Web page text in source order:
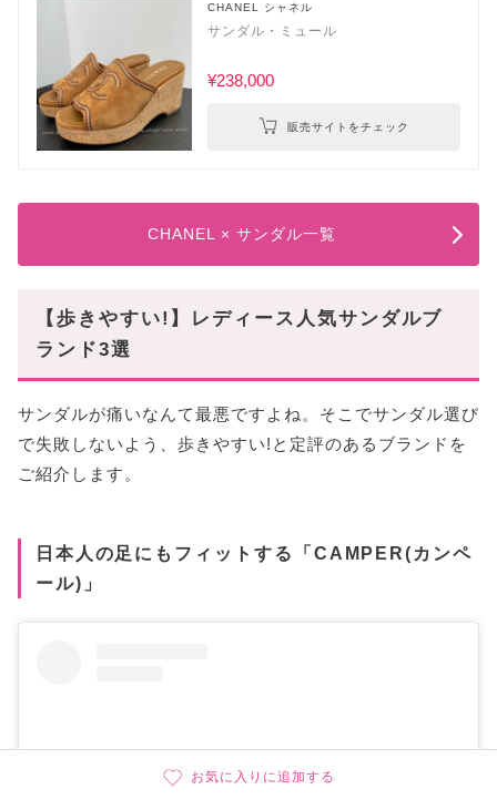
CHANEL シャネル
サンダル・ミュール
¥238,000
販売サイトをチェック
CHANEL × サンダル一覧
【歩きやすい!】レディース人気サンダルブ
ランド3選
サンダルが痛いなんて最悪ですよね。そこでサンダル選び
で失敗しないよう、歩きやすい!と定評のあるブランドを
ご紹介します。
日本人の足にもフィットする「CAMPER(カンペ
ール)」
お気に入りに追加する